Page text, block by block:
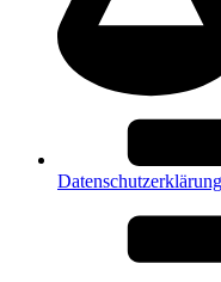
Datenschutzerklärung